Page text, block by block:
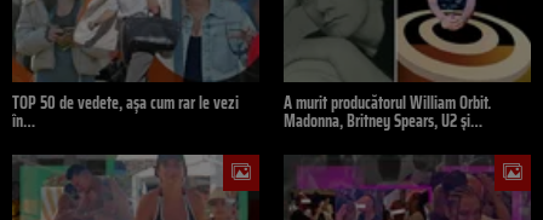
TOP 50 de vedete, așa cum rar le vezi
în…
A murit producătorul William Orbit.
Madonna, Britney Spears, U2 și…